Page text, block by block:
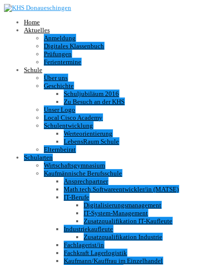
Home
Aktuelles
Anmeldung
Digitales Klassenbuch
Prüfungen
Ferientermine
Schule
Über uns
Geschichte
Schuljubiläum 2016
Zu Besuch an der KHS
Unser Logo
Local Cisco Academy
Schulentwicklung
Werteorientierung
LebensRaum Schule
Elternbeirat
Schularten
Wirtschaftsgymnasium
Kaufmännische Berufsschule
Ansprechpartner
Math.tech.Softwareentwickler/in (MATSE)
IT-Berufe
Digitalisierungsmanagement
IT-System-Management
Zusatzqualifikation IT-Kaufleute
Industriekaufleute
Zusatzqualifikation Industrie
Fachlagerist/in
Fachkraft Lagerlogistik
Kaufmann/Kauffrau im Einzelhandel